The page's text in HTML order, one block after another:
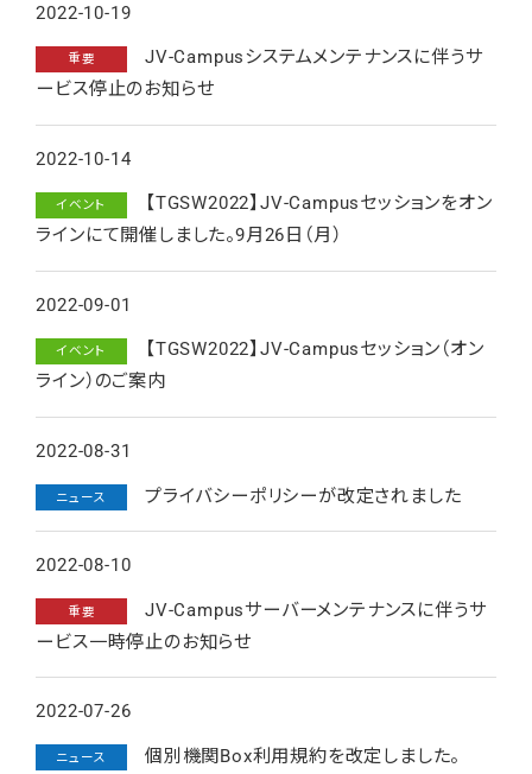
2022-10-19
重要
JV-Campusシステムメンテナンスに伴うサ
ービス停止のお知らせ
2022-10-14
イベント
【TGSW2022】JV-Campusセッションをオン
ラインにて開催しました。9月26日（月）
2022-09-01
イベント
【TGSW2022】JV-Campusセッション（オン
ライン）のご案内
2022-08-31
ニュース プライバシーポリシーが改定されました
2022-08-10
重要
JV-Campusサーバーメンテナンスに伴うサ
ービス一時停止のお知らせ
2022-07-26
ニュース 個別機関Box利用規約を改定しました。